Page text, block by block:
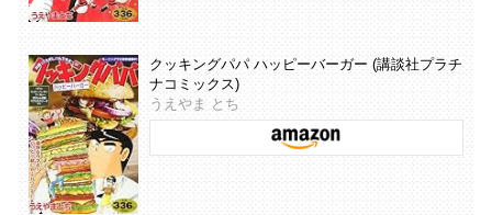
クッキングパパ ハッピーバーガー (講談社プラチ
ナコミックス)
うえやま とち